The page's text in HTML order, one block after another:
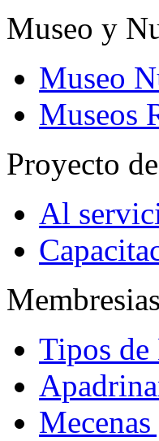
Museo y
Museo
Museos
Proyecto
Al
Membresias
Tipos